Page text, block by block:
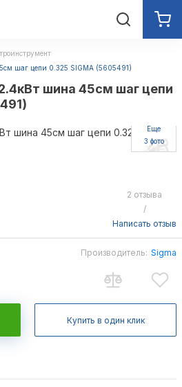
шаг цепи 0.325 SIGMA (5605491)
шина 45см шаг цепи
Еще
3 фото
2 отзыва
/
Написать отзыв
Производитель: Sigma
Купить в один клик